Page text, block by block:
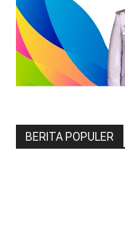
BERITA POPULER